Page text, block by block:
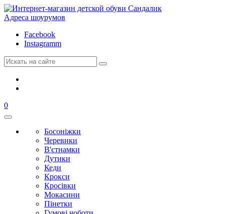
Адреса шоурумов
Facebook
Instagramm
0
Босоніжки
Черевики
В'єтнамки
Дутики
Кеди
Крокси
Кросівки
Мокасини
Пінетки